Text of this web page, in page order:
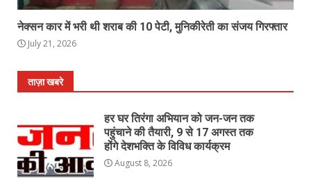
नेक्सन कार में भरी थी शराब की 10 पेटी, मुनिकीरेती का संजय गिरफ्तार
July 21, 2026
ताज़ा खबरे
हर घर तिरंगा अभियान को जन-जन तक
पहुंचाने की तैयारी, 9 से 17 अगस्त तक
होंगे देशभक्ति के विविध कार्यक्रम
August 8, 2026